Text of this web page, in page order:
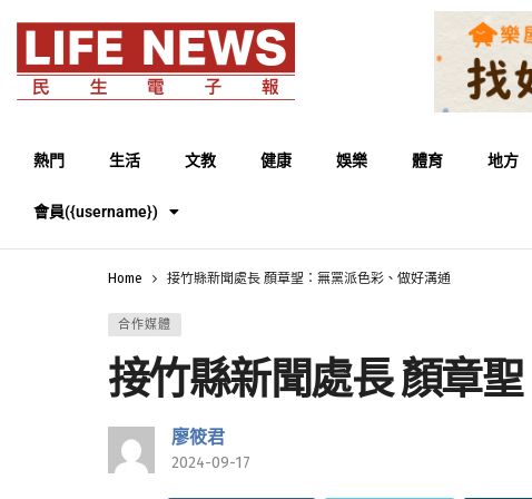
熱門 生活 文教 健康 娛樂 體育 地方
會員({username})
Home 接竹縣新聞處長 顏章聖：無黨派色彩、做好溝通
合作媒體
接竹縣新聞處長 顏章
廖筱君
2024-09-17